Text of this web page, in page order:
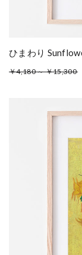
ひまわり
￥4,180 ～ ￥15,300